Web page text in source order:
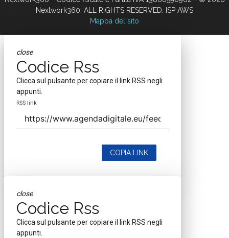
Nextwork360. ALL RIGHTS RESERVED. ISP AWS
Mappa del sito
close
Codice Rss
Clicca sul pulsante per copiare il link RSS negli
appunti.
RSS link
COPIA LINK
close
Codice Rss
Clicca sul pulsante per copiare il link RSS negli
appunti.